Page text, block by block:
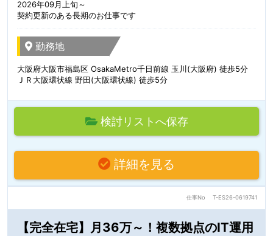
2026年09月上旬～
契約更新のある長期のお仕事です
勤務地
大阪府大阪市福島区 OsakaMetro千日前線 玉川(大阪府) 徒歩5分
ＪＲ大阪環状線 野田(大阪環状線) 徒歩5分
検討リストへ保存
詳細を見る
仕事No T-ES26-0619741
【完全在宅】月36万～！複数拠点のIT運用